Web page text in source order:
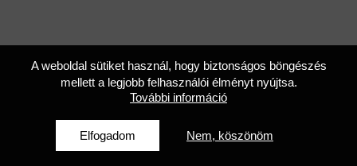
A weboldal sütiket használ, hogy biztonságos böngészés
mellett a legjobb felhasználói élményt nyújtsa.
További információ
Elfogadom Nem, köszönöm